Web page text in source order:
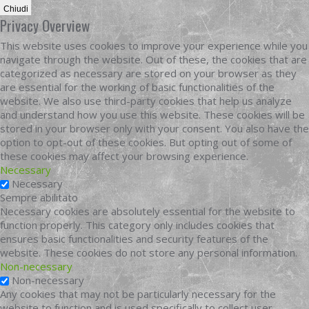
Chiudi
Privacy Overview
This website uses cookies to improve your experience while you
navigate through the website. Out of these, the cookies that are
categorized as necessary are stored on your browser as they
are essential for the working of basic functionalities of the
website. We also use third-party cookies that help us analyze
and understand how you use this website. These cookies will be
stored in your browser only with your consent. You also have the
option to opt-out of these cookies. But opting out of some of
these cookies may affect your browsing experience.
Necessary
Necessary
Sempre abilitato
Necessary cookies are absolutely essential for the website to
function properly. This category only includes cookies that
ensures basic functionalities and security features of the
website. These cookies do not store any personal information.
Non-necessary
Non-necessary
Any cookies that may not be particularly necessary for the